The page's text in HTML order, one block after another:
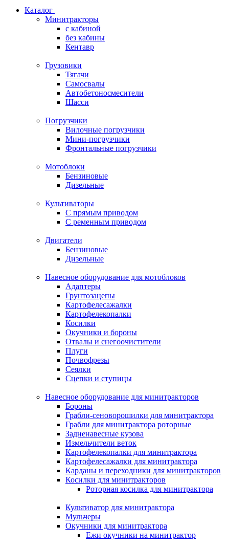
Каталог
Минитракторы
c кабиной
без кабины
Кентавр
Грузовики
Тягачи
Самосвалы
Автобетоносмесители
Шасси
Погрузчики
Вилочные погрузчики
Мини-погрузчики
Фронтальные погрузчики
Мотоблоки
Бензиновые
Дизельные
Культиваторы
С прямым приводом
С ременным приводом
Двигатели
Бензиновые
Дизельные
Навесное оборудование для мотоблоков
Адаптеры
Грунтозацепы
Картофелесажалки
Картофелекопалки
Косилки
Окучники и бороны
Отвалы и снегоочистители
Плуги
Почвофрезы
Сеялки
Сцепки и ступицы
Навесное оборудование для минитракторов
Бороны
Грабли-сеноворошилки для минитрактора
Грабли для минитрактора роторные
Задненавесные кузова
Измельчители веток
Картофелекопалки для минитрактора
Картофелесажалки для минитрактора
Карданы и переходники для минитракторов
Косилки для минитракторов
Роторная косилка для минитрактора
Культиватор для минитрактора
Мульчеры
Окучники для минитрактора
Ежи окучники на минитрактор